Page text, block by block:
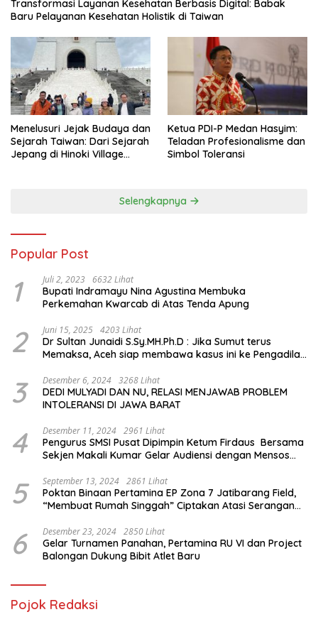
Transformasi Layanan Kesehatan Berbasis Digital: Babak
Baru Pelayanan Kesehatan Holistik di Taiwan
Menelusuri Jejak Budaya dan
Sejarah Taiwan: Dari Sejarah
Jepang di Hinoki Village
Ketua PDI-P Medan Hasyim:
Teladan Profesionalisme dan
Simbol Toleransi
Selengkapnya
Popular Post
1 Juli 2, 2023 6632 Lihat
Bupati Indramayu Nina Agustina Membuka
Perkemahan Kwarcab di Atas Tenda Apung
2 Juni 15, 2025 4203 Lihat
Dr Sultan Junaidi S.Sy.MH.Ph.D : Jika Sumut terus
Memaksa, Aceh siap membawa kasus ini ke Pengadilan
3 Desember 6, 2024 3268 Lihat
DEDI MULYADI DAN NU, RELASI MENJAWAB PROBLEM
INTOLERANSI DI JAWA BARAT
4 Desember 11, 2024 2961 Lihat
Pengurus SMSI Pusat Dipimpin Ketum Firdaus Bersama
Sekjen Makali Kumar Gelar Audiensi dengan Mensos
5 September 13, 2024 2861 Lihat
Poktan Binaan Pertamina EP Zona 7 Jatibarang Field,
“Membuat Rumah Singgah” Ciptakan Atasi Serangan
6 Desember 23, 2024 2850 Lihat
Gelar Turnamen Panahan, Pertamina RU VI dan Project
Balongan Dukung Bibit Atlet Baru
Pojok Redaksi